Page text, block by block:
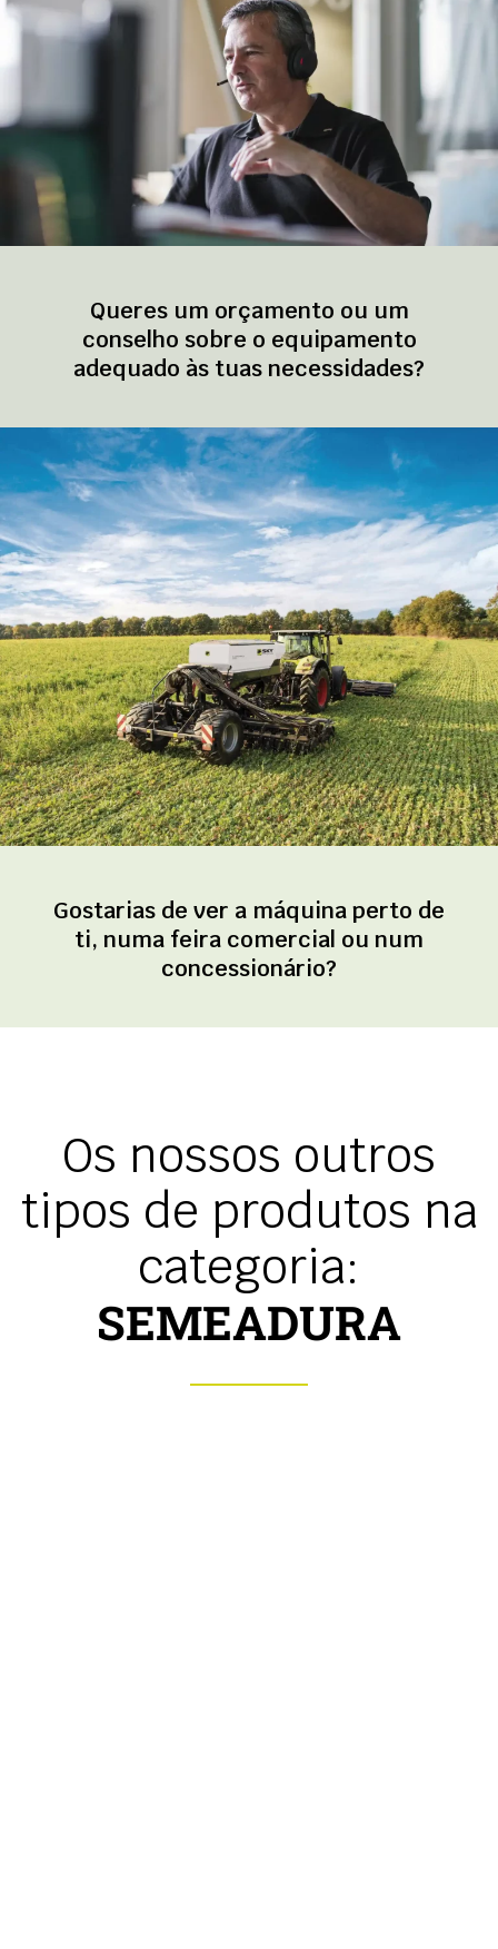
Queres um orçamento ou um
conselho sobre o equipamento
adequado às tuas necessidades?
Gostarias de ver a máquina perto de
ti, numa feira comercial ou num
concessionário?
Os nossos outros
tipos de produtos na
categoria:
SEMEADURA